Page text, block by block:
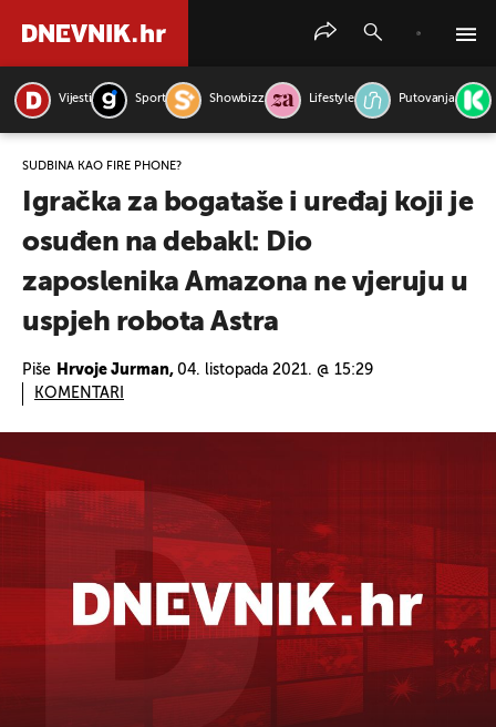
Vijesti Sport Showbizz Lifestyle Putovanja
SUDBINA KAO FIRE PHONE?
Igračka za bogataše i uređaj koji je
osuđen na debakl: Dio
zaposlenika Amazona ne vjeruju u
uspjeh robota Astra
Piše Hrvoje Jurman, 04. listopada 2021. @ 15:29
KOMENTARI
PRETRAŽITE VIJESTI